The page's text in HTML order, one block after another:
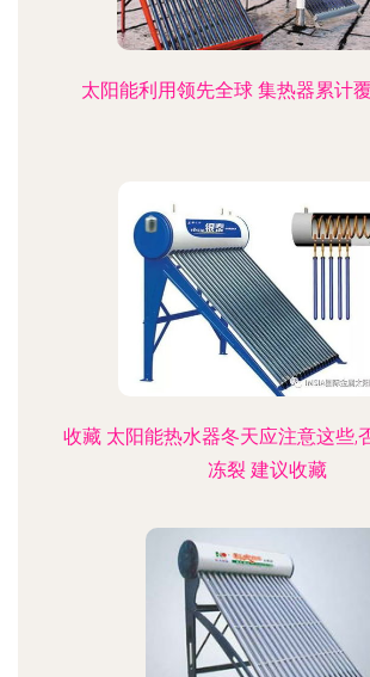
太阳能利用领先全球 集热器累计
收藏 太阳能热水器冬天应注意这些,
冻裂 建议收藏